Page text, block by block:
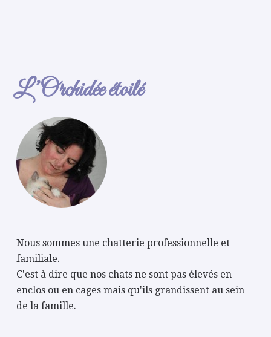
L’Orchidée étoilé
Nous sommes une chatterie professionnelle et
familiale.
C'est à dire que nos chats ne sont pas élevés en
enclos ou en cages mais qu'ils grandissent au sein
de la famille.